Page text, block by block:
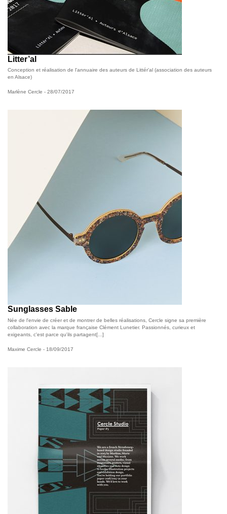
Litter’al
Conception et réalisation de l'annuaire des auteurs de Littér'al (association des auteurs
en Alsace)
Marlène Cercle - 28/07/2017
Sunglasses Sable
Née de l'envie de créer et de montrer de belles réalisations, Cercle signe sa première
collaboration avec la marque française Clément Lunetier. Passionnés, curieux et
exigeants, c'est parce qu'ils partagent[...]
Maxime Cercle - 18/09/2017